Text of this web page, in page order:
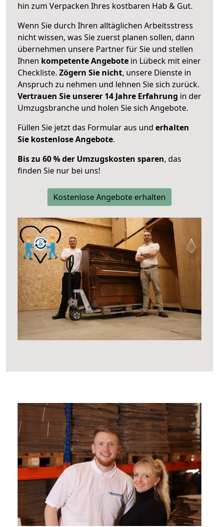
hin zum Verpacken Ihres kostbaren Hab & Gut.
Wenn Sie durch Ihren alltäglichen Arbeitsstress
nicht wissen, was Sie zuerst planen sollen, dann
übernehmen unsere Partner für Sie und stellen
Ihnen kompetente Angebote in Lübeck mit einer
Checkliste. Zögern Sie nicht, unsere Dienste in
Anspruch zu nehmen und lehnen Sie sich zurück.
Vertrauen Sie unserer 14 Jahre Erfahrung in der
Umzugsbranche und holen Sie sich Angebote.
Füllen Sie jetzt das Formular aus und erhalten
Sie kostenlose Angebote.
Bis zu 60 % der Umzugskosten sparen, das
finden Sie nur bei uns!
Kostenlose Angebote erhalten